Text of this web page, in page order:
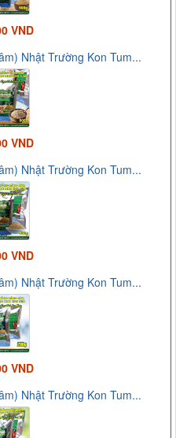
VND
Nhật Trường Kon Tum...
VND
Nhật Trường Kon Tum...
VND
Nhật Trường Kon Tum...
VND
Nhật Trường Kon Tum...